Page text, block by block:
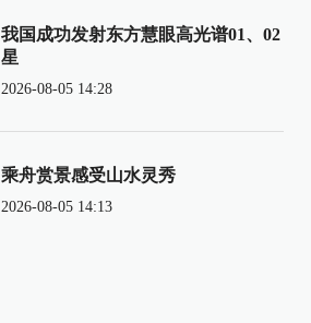
我国成功发射东方慧眼高光谱01、02
星
2026-08-05 14:28
乘舟赏景感受山水灵秀
2026-08-05 14:13